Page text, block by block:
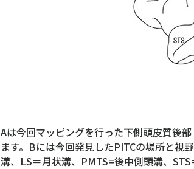
Aは今回マッピングを行った下側頭皮質後
ます。Bには今回発見したPITCの場所と視
溝、LS＝月状溝、PMTS=後中側頭溝、